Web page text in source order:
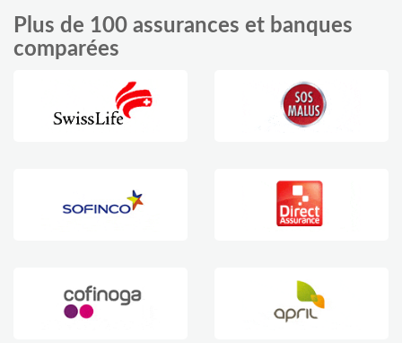
Plus de 100 assurances et banques
comparées